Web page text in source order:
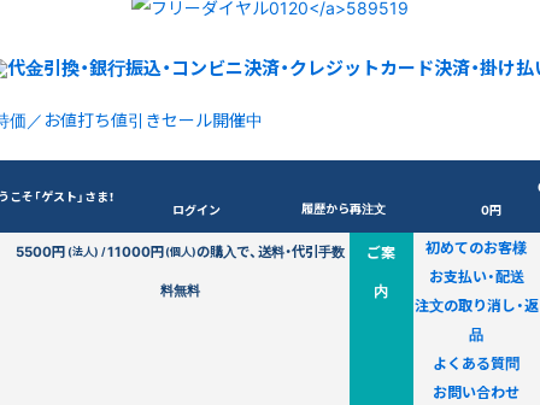
価／お値打ち値引きセール開催中
こそ「ゲスト」さま！
ログイン 履歴から再注文
0円
5500円(法人) /11000円(個人)の購入で、送料・代引手数
料無料
ご案
内
初めてのお客様
お支払い・配送
注文の取り消し・返
品
よくある質問
お問い合わせ